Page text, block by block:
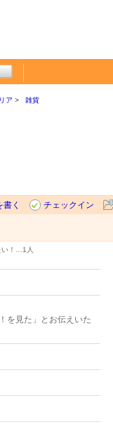
ア 雑貨
書く
チェックイン
！… 1人
を見た」とお伝えいた